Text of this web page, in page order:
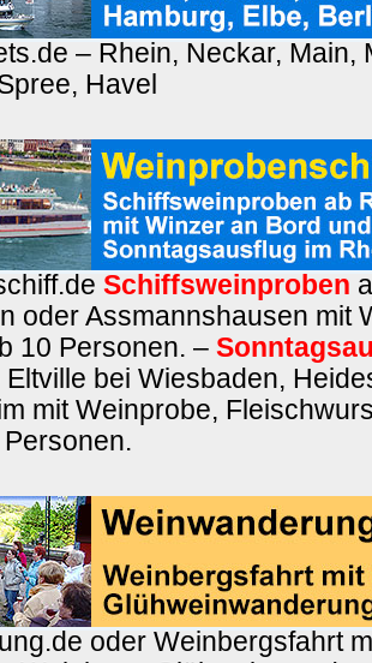
– Rhein, Neckar, Main,
Havel
Schiffsweinproben
oder Assmannshausen mit
10 Personen. –
bei Wiesbaden,
mit Weinprobe,
oder Weinbergsfahrt